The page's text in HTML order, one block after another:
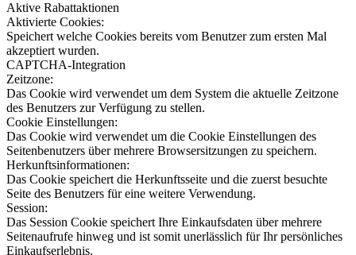
Aktive Rabattaktionen
Aktivierte Cookies:
Speichert welche Cookies bereits vom Benutzer zum ersten Mal
akzeptiert wurden.
CAPTCHA-Integration
Zeitzone:
Das Cookie wird verwendet um dem System die aktuelle Zeitzone
des Benutzers zur Verfügung zu stellen.
Cookie Einstellungen:
Das Cookie wird verwendet um die Cookie Einstellungen des
Seitenbenutzers über mehrere Browsersitzungen zu speichern.
Herkunftsinformationen:
Das Cookie speichert die Herkunftsseite und die zuerst besuchte
Seite des Benutzers für eine weitere Verwendung.
Session:
Das Session Cookie speichert Ihre Einkaufsdaten über mehrere
Seitenaufrufe hinweg und ist somit unerlässlich für Ihr persönliches
Einkaufserlebnis.